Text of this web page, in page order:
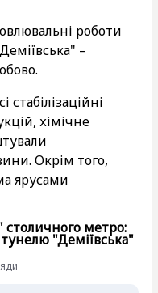
роботи
–
стабілізаційні
хімічне
Окрім того,
ярусами
столичного метро:
"Деміївська"